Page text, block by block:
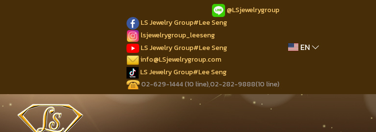
@LSjewelrygroup
LS Jewelry Group#Lee Seng
lsjewelrygroup_leeseng
LS Jewelry Group#Lee Seng
info@LSjewelrygroup.com
LS Jewelry Group#Lee Seng
02-629-1444 (10 line),02-282-9888(10 line)
EN